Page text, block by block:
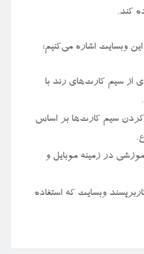
کند.
وبسایت اشاره می‌کنیم:
از سیم کارت‌های رند با
کردن سیم کارت‌ها بر اساس
در زمینه موبایل و
وبسایت که استفاده